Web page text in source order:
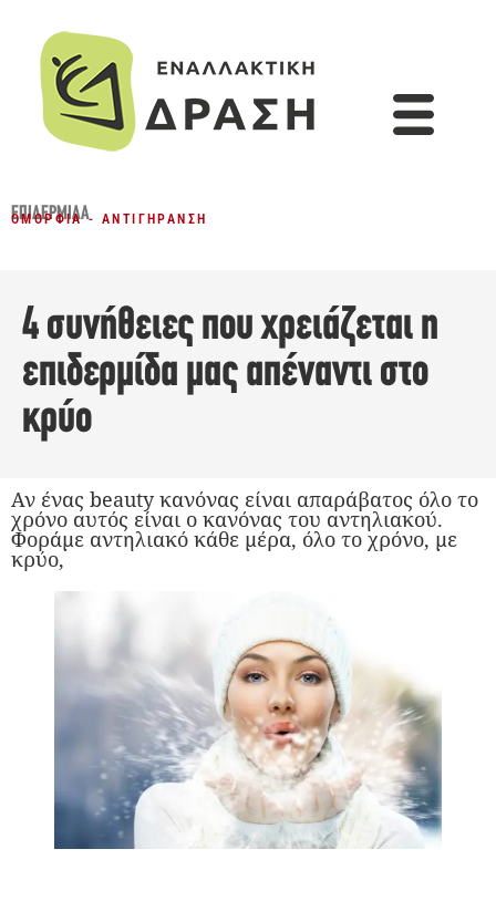
ΕΠΙΔΕΡΜΊΔΑ
ΟΜΟΡΦΙΆ - ΑΝΤΙΓΉΡΑΝΣΗ
4 συνήθειες που χρειάζεται η
επιδερμίδα μας απέναντι στο
κρύο
Αν ένας beauty κανόνας είναι απαράβατος όλο το
χρόνο αυτός είναι ο κανόνας του αντηλιακού.
Φοράμε αντηλιακό κάθε μέρα, όλο το χρόνο, με
κρύο,